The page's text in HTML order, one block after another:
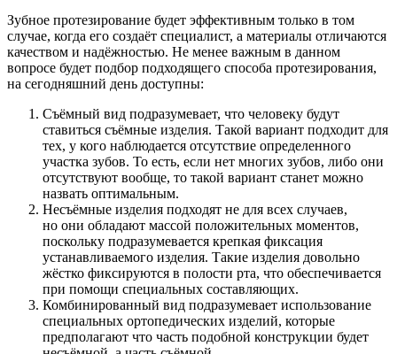
Зубное протезирование будет эффективным только в том
случае, когда его создаёт специалист, а материалы отличаются
качеством и надёжностью. Не менее важным в данном
вопросе будет подбор подходящего способа протезирования,
на сегодняшний день доступны:
Съёмный вид подразумевает, что человеку будут
ставиться съёмные изделия. Такой вариант подходит для
тех, у кого наблюдается отсутствие определенного
участка зубов. То есть, если нет многих зубов, либо они
отсутствуют вообще, то такой вариант станет можно
назвать оптимальным.
Несъёмные изделия подходят не для всех случаев,
но они обладают массой положительных моментов,
поскольку подразумевается крепкая фиксация
устанавливаемого изделия. Такие изделия довольно
жёстко фиксируются в полости рта, что обеспечивается
при помощи специальных составляющих.
Комбинированный вид подразумевает использование
специальных ортопедических изделий, которые
предполагают что часть подобной конструкции будет